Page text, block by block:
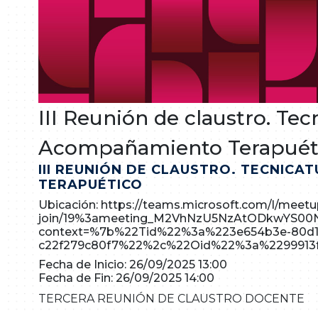
III Reunión de claustro.
Acompañamiento
III REUNIÓN DE CLAUSTRO.
TERAPUÉTICO
Ubicación: https://teams.microsoft.com/l/
join/
context=%7b%22Tid%22%3a%223e654b3e-
Fecha de Inicio: 26/09/2025 13:00
Fecha de Fin: 26/09/2025 14:00
TERCERA REUNIÓN DE CLAUSTRO DOCENTE